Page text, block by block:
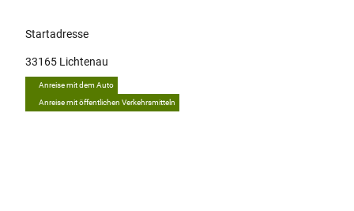
Startadresse
33165 Lichtenau
Anreise mit dem Auto
Anreise mit öffentlichen Verkehrsmitteln